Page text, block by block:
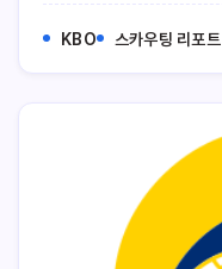
KBO 스카우팅 리포트